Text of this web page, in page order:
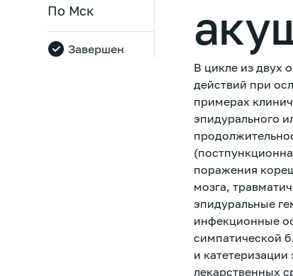
По Мск
Завершен
В цикле из двух
действий при
примерах
эпидурального
поражения
мозга,
эпидуральные
инфекционные
симпатической
и
лекарственных